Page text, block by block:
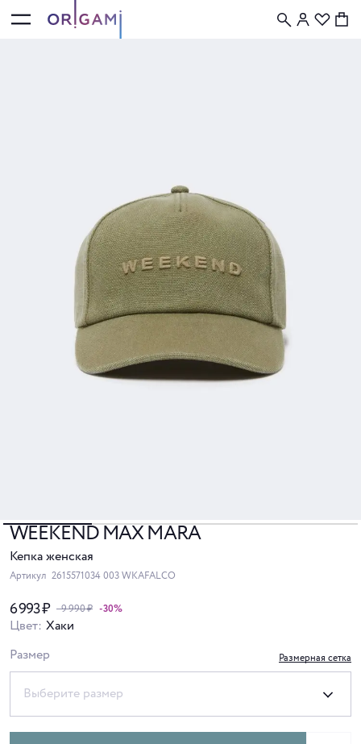
WEEKEND MAX MARA
Кепка женская
Артикул 2615571034 003 WKAFALCO
6 993 ₽ - 9 990 ₽ -30%
Цвет: Хаки
Размер
Размерная сетка
Выберите размер